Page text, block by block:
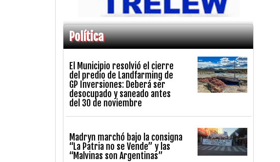
Política
El Municipio resolvió el cierre
del predio de Landfarming de
GP Inversiones: Deberá ser
desocupado y saneado antes
del 30 de noviembre
Madryn marchó bajo la consigna
“La Patria no se Vende” y las
“Malvinas son Argentinas”